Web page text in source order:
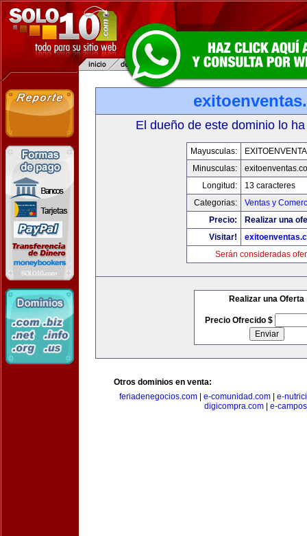
El dueño de este dominio lo
Mayusculas:
Minusculas:
Longitud:
13 caracteres
Categorias:
Ventas y
Precio:
Realizar una
Visitar!
Serán consideradas
Realizar una Oferta
Precio Ofrecido $
Otros dominios en venta:
feriadenegocios.com| e-comunidad.com| e-
digicompra.com
e-